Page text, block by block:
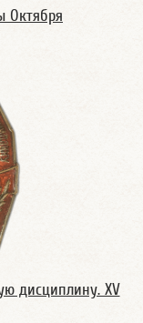
Октября
дисциплину. XV